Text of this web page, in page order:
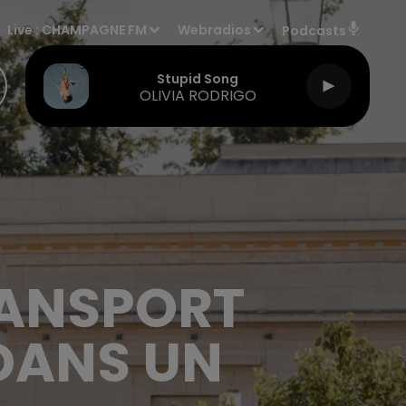
Live :CHAMPAGNE FM Webradios Podcasts
Stupid Song
OLIVIA RODRIGO
UN